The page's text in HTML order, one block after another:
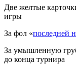
Две желтые
игры
За фол «последней
За умышленную
до конца турнира